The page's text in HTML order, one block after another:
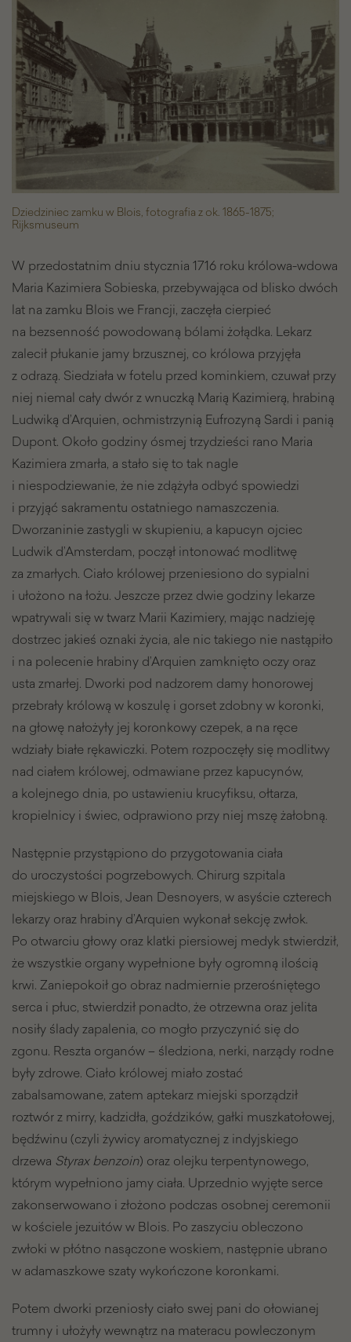
po
śmierci
Marii
Kazimiery
Sobieskiej
w
Blois
w
1716
r.
Galeria
zdjęć
Dziedziniec zamku w Blois, fotografia z ok. 1865-1875;
Rijksmuseum
W przedostatnim dniu stycznia 1716 roku królowa-wdowa
Maria Kazimiera Sobieska, przebywająca od blisko dwóch
lat na zamku Blois we Francji, zaczęła cierpieć
na bezsenność powodowaną bólami żołądka. Lekarz
zalecił płukanie jamy brzusznej, co królowa przyjęła
z odrazą. Siedziała w fotelu przed kominkiem, czuwał przy
niej niemal cały dwór z wnuczką Marią Kazimierą, hrabiną
Ludwiką d’Arquien, ochmistrzynią Eufrozyną Sardi i panią
Dupont. Około godziny ósmej trzydzieści rano Maria
Kazimiera zmarła, a stało się to tak nagle
i niespodziewanie, że nie zdążyła odbyć spowiedzi
i przyjąć sakramentu ostatniego namaszczenia.
Dworzaninie zastygli w skupieniu, a kapucyn ojciec
Ludwik d’Amsterdam, począł intonować modlitwę
za zmarłych. Ciało królowej przeniesiono do sypialni
i ułożono na łożu. Jeszcze przez dwie godziny lekarze
wpatrywali się w twarz Marii Kazimiery, mając nadzieję
dostrzec jakieś oznaki życia, ale nic takiego nie nastąpiło
i na polecenie hrabiny d’Arquien zamknięto oczy oraz
usta zmarłej. Dworki pod nadzorem damy honorowej
przebrały królową w koszulę i gorset zdobny w koronki,
na głowę nałożyły jej koronkowy czepek, a na ręce
wdziały białe rękawiczki. Potem rozpoczęły się modlitwy
nad ciałem królowej, odmawiane przez kapucynów,
a kolejnego dnia, po ustawieniu krucyfiksu, ołtarza,
kropielnicy i świec, odprawiono przy niej mszę żałobną.
Następnie przystąpiono do przygotowania ciała
do uroczystości pogrzebowych. Chirurg szpitala
miejskiego w Blois, Jean Desnoyers, w asyście czterech
lekarzy oraz hrabiny d’Arquien wykonał sekcję zwłok.
Po otwarciu głowy oraz klatki piersiowej medyk stwierdził,
że wszystkie organy wypełnione były ogromną ilością
krwi. Zaniepokoił go obraz nadmiernie przerośniętego
serca i płuc, stwierdził ponadto, że otrzewna oraz jelita
nosiły ślady zapalenia, co mogło przyczynić się do
zgonu. Reszta organów – śledziona, nerki, narządy rodne
były zdrowe. Ciało królowej miało zostać
zabalsamowane, zatem aptekarz miejski sporządził
roztwór z mirry, kadzidła, goździków, gałki muszkatołowej,
będźwinu (czyli żywicy aromatycznej z indyjskiego
drzewa Styrax benzoin) oraz olejku terpentynowego,
którym wypełniono jamy ciała. Uprzednio wyjęte serce
zakonserwowano i złożono podczas osobnej ceremonii
w kościele jezuitów w Blois. Po zaszyciu obleczono
zwłoki w płótno nasączone woskiem, następnie ubrano
w adamaszkowe szaty wykończone koronkami.
Potem dworki przeniosły ciało swej pani do ołowianej
trumny i ułożyły wewnątrz na materacu powleczonym